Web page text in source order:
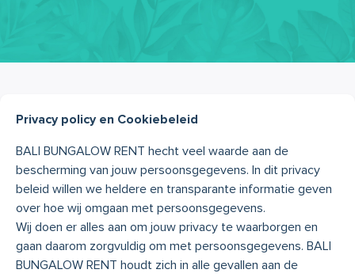
Privacy policy en Cookiebeleid
BALI BUNGALOW RENT hecht veel waarde aan de
bescherming van jouw persoonsgegevens. In dit privacy
beleid willen we heldere en transparante informatie geven
over hoe wij omgaan met persoonsgegevens.
Wij doen er alles aan om jouw privacy te waarborgen en
gaan daarom zorgvuldig om met persoonsgegevens. BALI
BUNGALOW RENT houdt zich in alle gevallen aan de